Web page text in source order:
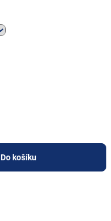
Do košíku